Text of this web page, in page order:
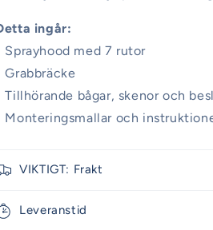
ingår:
Sprayhood med 7 rutor
Grabbräcke
Tillhörande bågar, skenor och
Monteringsmallar och
VIKTIGT: Frakt
Leveranstid